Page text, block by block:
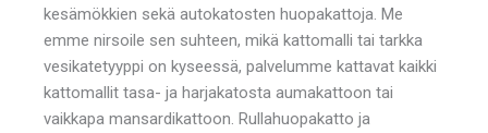
kesämökkien sekä autokatosten huopakattoja. Me
emme nirsoile sen suhteen, mikä kattomalli tai tarkka
vesikatetyyppi on kyseessä, palvelumme kattavat kaikki
kattomallit tasa- ja harjakatosta aumakattoon tai
vaikkapa mansardikattoon. Rullahuopakatto ja